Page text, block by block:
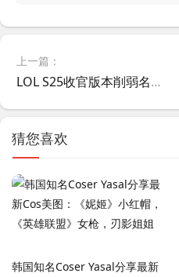
上一篇：
LOL S25收官版本削弱名单公布！蒙多、凯隐、剑圣等英雄遭重点调整
猜您喜欢
韩国知名Coser Yasal分享最新